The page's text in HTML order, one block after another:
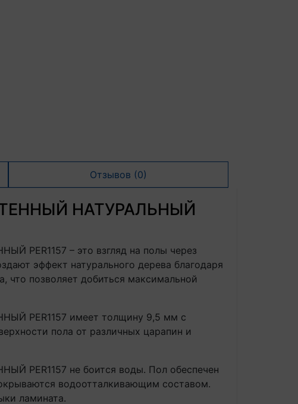
Отзывов (0)
НАТУРАЛЬНЫЙ
PER1157 – это взгляд на полы через
эффект натурального дерева благодаря
позволяет добиться максимальной
PER1157 имеет толщину 9,5 мм с
пола от различных царапин и
PER1157 не боится воды. Пол обеспечен
водоотталкивающим составом.
ламината.